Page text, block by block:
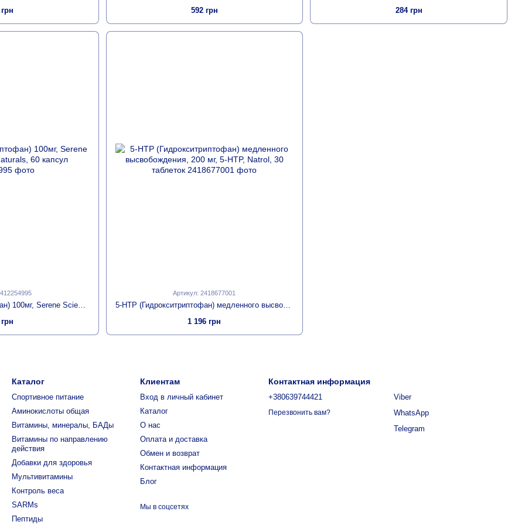
592 грн 284 грн
Артикул: 2418677001
5-HTP (Гидрокситриптофан) медленного высвобождения, 200 мг, 5-HTP, Natrol, 30 таблеток
1 196 грн
Каталог
Спортивное питание
Аминокислоты общая
Витамины, минералы, БАДы
Витамины по направлению
действия
Добавки для здоровья
Мультивитамины
Контроль веса
SARMs
Пептиды
Клиентам
Вход в личный кабинет
Каталог
О нас
Оплата и доставка
Обмен и возврат
Контактная информация
Блог
Мы в соцсетях
Контактная информация
+380639744421
Перезвонить вам?
Viber
WhatsApp
Telegram